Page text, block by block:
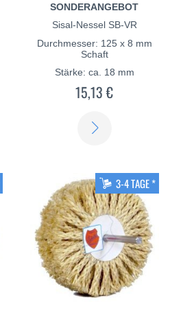
SONDERANGEBOT
Sisal-Nessel SB-VR
Durchmesser: 125 x 8 mm
Schaft
Stärke: ca. 18 mm
15,13 €
3-4 TAGE *